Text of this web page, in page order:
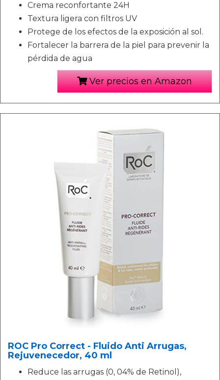
Crema reconfortante 24H
Textura ligera con filtros UV
Protege de los efectos de la exposición al sol.
Fortalecer la barrera de la piel para prevenir la
pérdida de agua
Ver precios en Amazon
ROC Pro Correct - Fluido Anti Arrugas,
Rejuvenecedor, 40 ml
Reduce las arrugas (0, 04% de Retinol),